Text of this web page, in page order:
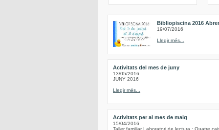
Bibliopiscina 2016
19/07/2016
Llegir més...
Activitats del mes de juny
13/05/2016
JUNY 2016
Llegir més...
Activitats per al mes de maig
15/04/2016
Taller familiar Laboratori de lectura : Quatre